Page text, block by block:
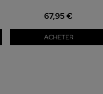
67,95 €
ACHETER